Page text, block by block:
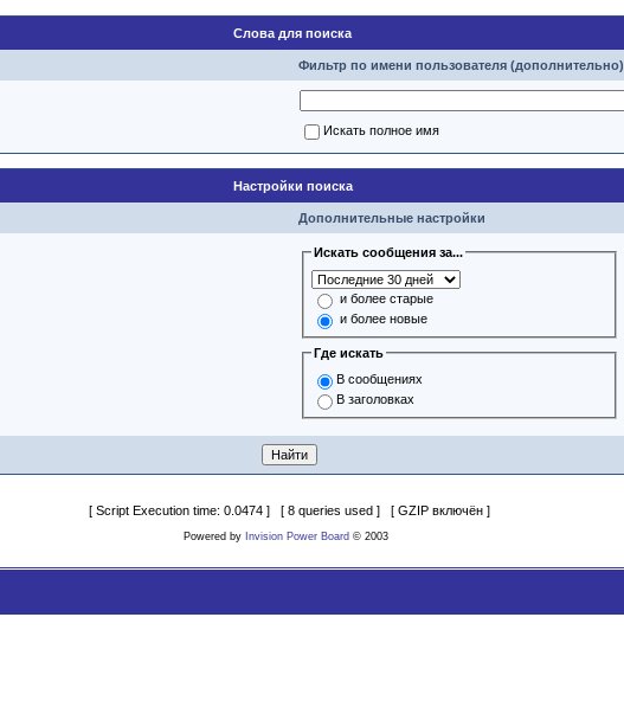
Слова для поиска
Фильтр по имени пользователя (дополнительно)
Искать полное имя
Настройки поиска
Дополнительные настройки
Искать сообщения за...
и более старые
и более новые
Где искать
В сообщениях
В заголовках
[ Script Execution time: 0.0474 ] [ 8 queries used ] [ GZIP включён ]
Powered by Invision Power Board © 2003